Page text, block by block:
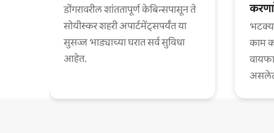
डोंगरावरील शांततापूर्ण केबिन्सपासून ते
सोयीस्कर शहरी अपार्टमेंट्सपर्यंत या
सुसज्ज भाड्याच्या घरात सर्व सुविधा
आहेत.
काम